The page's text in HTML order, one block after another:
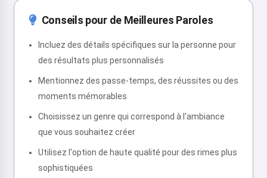
Conseils pour de Meilleures Paroles
Incluez des détails spécifiques sur la personne pour
des résultats plus personnalisés
Mentionnez des passe-temps, des réussites ou des
moments mémorables
Choisissez un genre qui correspond à l'ambiance
que vous souhaitez créer
Utilisez l'option de haute qualité pour des rimes plus
sophistiquées